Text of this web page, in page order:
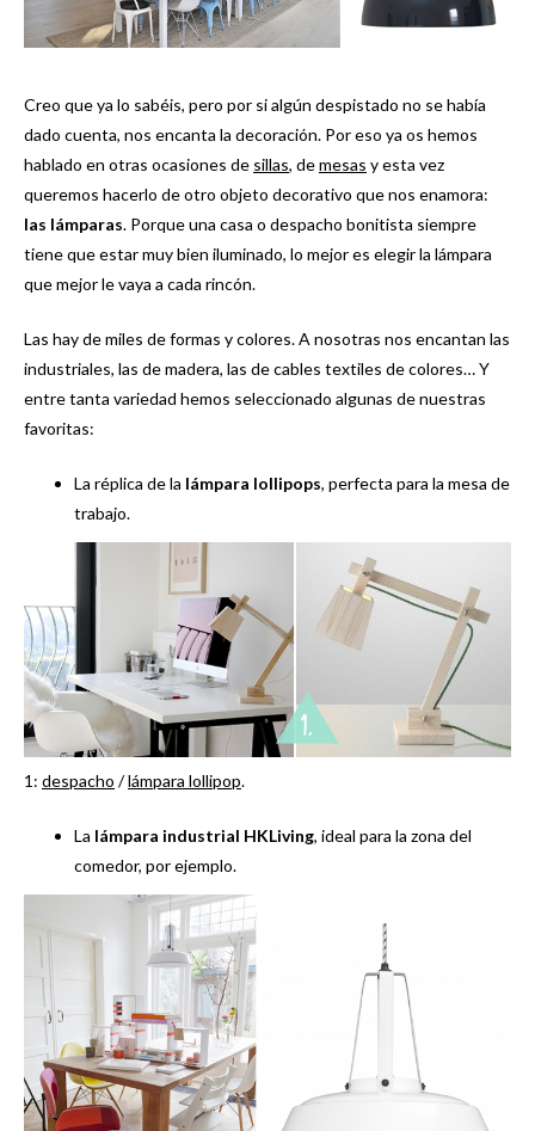
Creo que ya lo sabéis, pero por si algún despistado no se había
dado cuenta, nos encanta la decoración. Por eso ya os hemos
hablado en otras ocasiones de sillas, demesas y esta vez
queremos hacerlo de otro objeto decorativo que nos enamora:
las lámparas. Porque una casa o despacho bonitista siempre
tiene que estar muy bien iluminado, lo mejor es elegir la lámpara
que mejor le vaya a cada rincón.
Las hay de miles de formas y colores. A nosotras nos encantan las
industriales, las de madera, las de cables textiles de colores… Y
entre tanta variedad hemos seleccionado algunas de nuestras
favoritas:
La réplica de la lámpara lollipops, perfecta para la mesa de
trabajo.
1: despacho /lámpara lollipop.
La lámpara industrial HKLiving, ideal para la zona del
comedor, por ejemplo.